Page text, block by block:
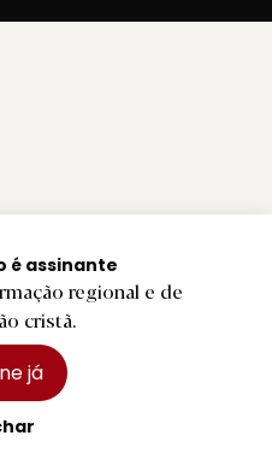
é assinante
regional e de
cristã.
já